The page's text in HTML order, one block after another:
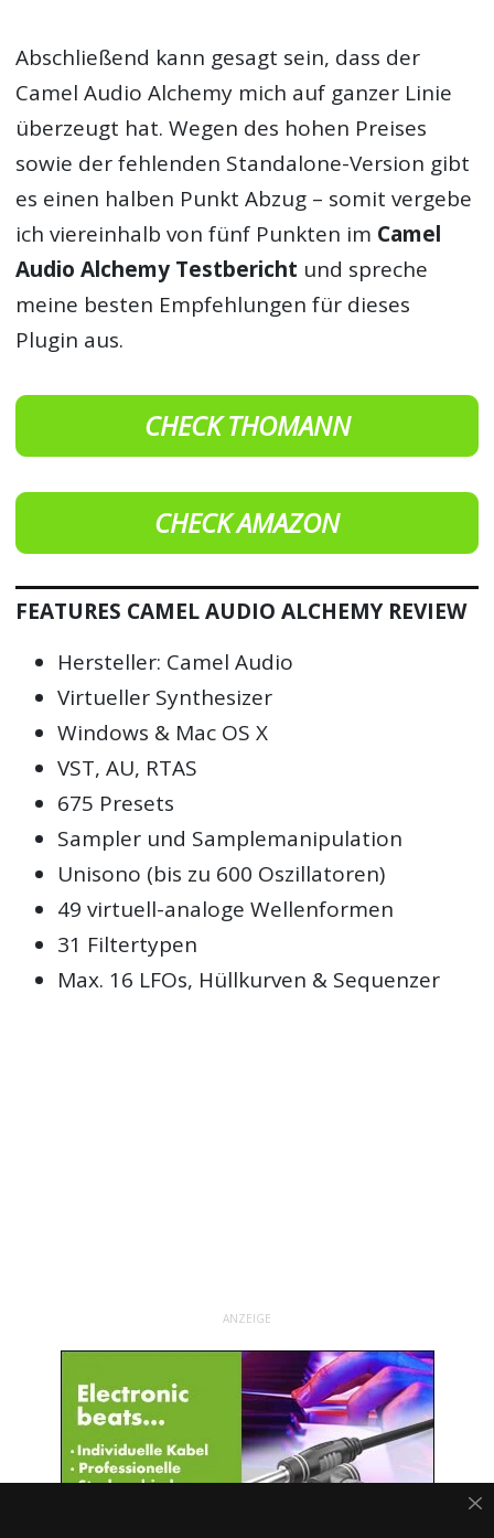
Abschließend kann gesagt sein, dass der
Camel Audio Alchemy mich auf ganzer Linie
überzeugt hat. Wegen des hohen Preises
sowie der fehlenden Standalone-Version gibt
es einen halben Punkt Abzug – somit vergebe
ich viereinhalb von fünf Punkten im Camel
Audio Alchemy Testbericht und spreche
meine besten Empfehlungen für dieses
Plugin aus.
CHECK THOMANN
CHECK AMAZON
FEATURES CAMEL AUDIO ALCHEMY REVIEW
Hersteller: Camel Audio
Virtueller Synthesizer
Windows & Mac OS X
VST, AU, RTAS
675 Presets
Sampler und Samplemanipulation
Unisono (bis zu 600 Oszillatoren)
49 virtuell-analoge Wellenformen
31 Filtertypen
Max. 16 LFOs, Hüllkurven & Sequenzer
ANZEIGE